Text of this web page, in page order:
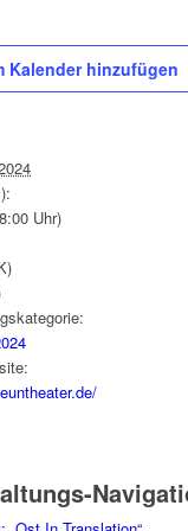
Kalender hinzufügen
Uhr)